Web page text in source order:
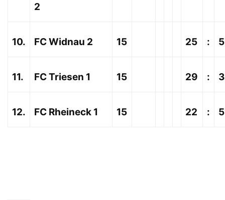
2
10. FC Widnau 2 15 25 :
11. FC Triesen 1 15 29 :
12. FC Rheineck 1 15 22 :